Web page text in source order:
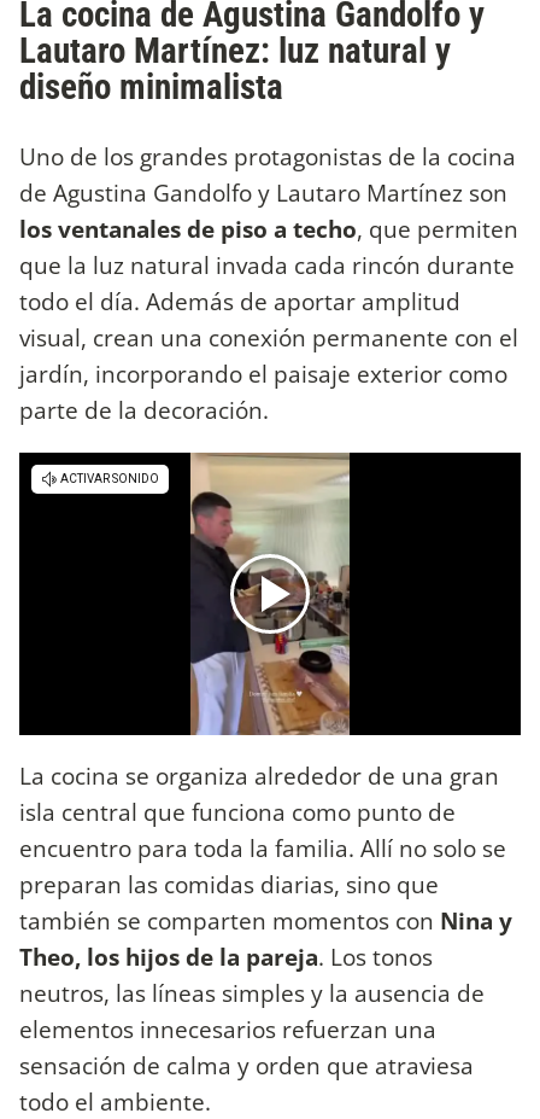
La cocina de Agustina Gandolfo y
Lautaro Martínez: luz natural y
diseño minimalista
Uno de los grandes protagonistas de la cocina
de Agustina Gandolfo y Lautaro Martínez son
los ventanales de piso a techo, que permiten
que la luz natural invada cada rincón durante
todo el día. Además de aportar amplitud
visual, crean una conexión permanente con el
jardín, incorporando el paisaje exterior como
parte de la decoración.
La cocina se organiza alrededor de una gran
isla central que funciona como punto de
encuentro para toda la familia. Allí no solo se
preparan las comidas diarias, sino que
también se comparten momentos con Nina y
Theo, los hijos de la pareja. Los tonos
neutros, las líneas simples y la ausencia de
elementos innecesarios refuerzan una
sensación de calma y orden que atraviesa
todo el ambiente.